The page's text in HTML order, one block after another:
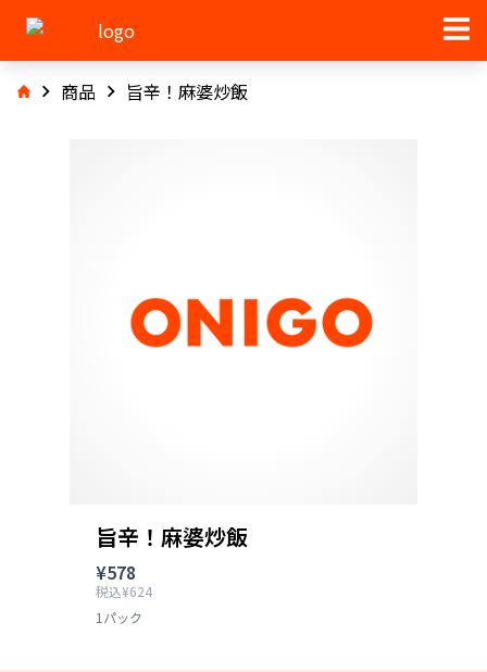
商品 旨辛！麻婆炒飯
旨辛！麻婆炒飯
¥578
税込¥624
1パック